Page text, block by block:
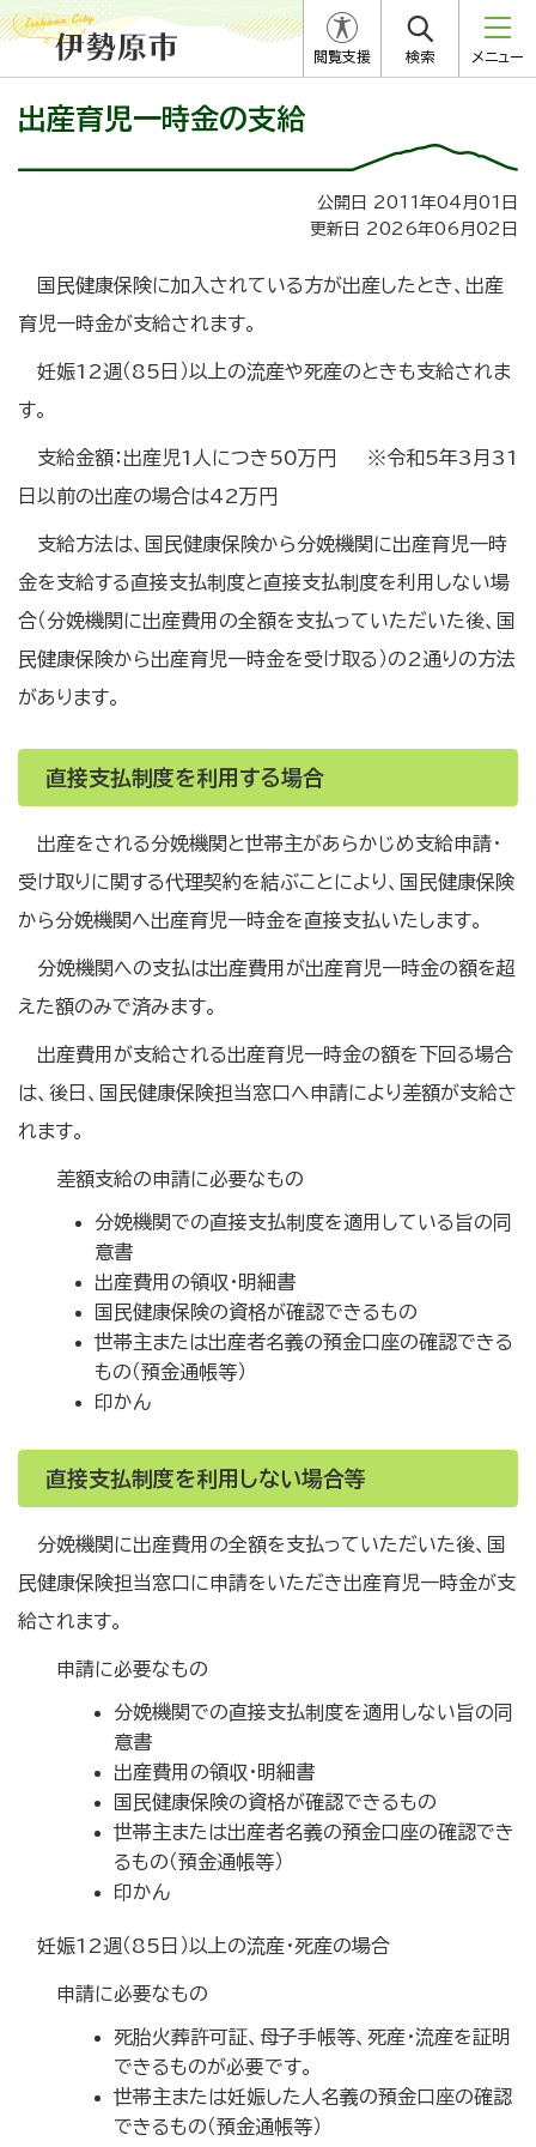
閲覧支援 検索 メニュー
出産育児一時金の支給
公開日 2011年04月01日
更新日 2026年06月02日
国民健康保険に加入されている方が出産したとき、出産
育児一時金が支給されます。
妊娠12週（85日）以上の流産や死産のときも支給されま
す。
支給金額：出産児1人につき50万円 ※令和5年3月31
日以前の出産の場合は42万円
支給方法は、国民健康保険から分娩機関に出産育児一時
金を支給する直接支払制度と直接支払制度を利用しない場
合（分娩機関に出産費用の全額を支払っていただいた後、国
民健康保険から出産育児一時金を受け取る）の2通りの方法
があります。
直接支払制度を利用する場合
出産をされる分娩機関と世帯主があらかじめ支給申請・
受け取りに関する代理契約を結ぶことにより、国民健康保険
から分娩機関へ出産育児一時金を直接支払いたします。
分娩機関への支払は出産費用が出産育児一時金の額を超
えた額のみで済みます。
出産費用が支給される出産育児一時金の額を下回る場合
は、後日、国民健康保険担当窓口へ申請により差額が支給さ
れます。
差額支給の申請に必要なもの
分娩機関での直接支払制度を適用している旨の同
意書
出産費用の領収・明細書
国民健康保険の資格が確認できるもの
世帯主または出産者名義の預金口座の確認できる
もの（預金通帳等）
印かん
直接支払制度を利用しない場合等
分娩機関に出産費用の全額を支払っていただいた後、国
民健康保険担当窓口に申請をいただき出産育児一時金が支
給されます。
申請に必要なもの
分娩機関での直接支払制度を適用しない旨の同
意書
出産費用の領収・明細書
国民健康保険の資格が確認できるもの
世帯主または出産者名義の預金口座の確認でき
るもの（預金通帳等）
印かん
妊娠12週（85日）以上の流産・死産の場合
申請に必要なもの
死胎火葬許可証、母子手帳等、死産・流産を証明
できるものが必要です。
世帯主または妊娠した人名義の預金口座の確認
できるもの（預金通帳等）